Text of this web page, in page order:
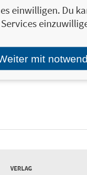
VERLAG
einwilligen. Du
mit